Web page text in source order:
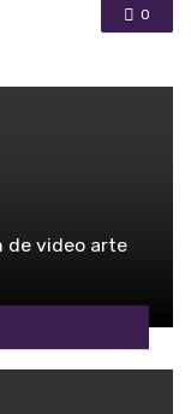
0
de video arte